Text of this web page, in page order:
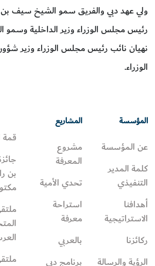
ولي عهد دبي والفريق سمو الشيخ سيف بن
رئيس مجلس الوزراء وزير الداخلية
نهيان نائب رئيس مجلس الوزراء وزير
الوزراء.
المؤسسة
عن المؤسسة
كلمة المدير
التنفيذي
أهدافنا
الاستراتيجية
ركائزنا
الرؤية والرسالة
المشاريع
مشروع
المعرفة
تحدي الأمية
استراحة
معرفة
بالعربي
برنامج دبي
قمة
بن